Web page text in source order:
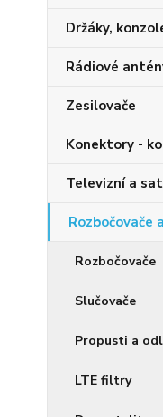
Držáky,
Rádiové
Zesilovače
Konektory -
Televizní a
Rozbočovače
Rozbočovače
Slučovače
Propusti a
LTE filtry